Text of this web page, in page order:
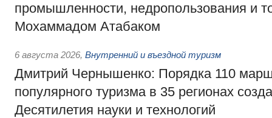
промышленности, недропользования и
Мохаммадом Атабаком
6 августа 2026, Внутренний и въездной туризм
Дмитрий Чернышенко: Порядка 110
популярного туризма в 35 регионах
Десятилетия науки и технологий